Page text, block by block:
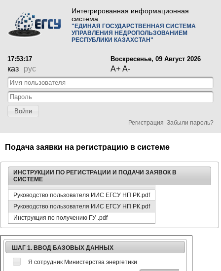
Интегрированная информационная
система
"ЕДИНАЯ ГОСУДАРСТВЕННАЯ СИСТЕМА
УПРАВЛЕНИЯ НЕДРОПОЛЬЗОВАНИЕМ
РЕСПУБЛИКИ КАЗАХСТАН"
17:53:17 Воскресенье, 09 Август 2026
каз рус A+ A-
Войти
Регистрация Забыли пароль?
Подача заявки на регистрацию в системе
ИНСТРУКЦИИ ПО РЕГИСТРАЦИИ И ПОДАЧИ ЗАЯВОК В
СИСТЕМЕ
Руководство пользователя ИИС ЕГСУ НП РК.pdf
Руководство пользователя ИИС ЕГСУ НП РК.pdf
Инструкция по получению ГУ .pdf
ШАГ 1. ВВОД БАЗОВЫХ ДАННЫХ
Я сотрудник Министерства энергетики